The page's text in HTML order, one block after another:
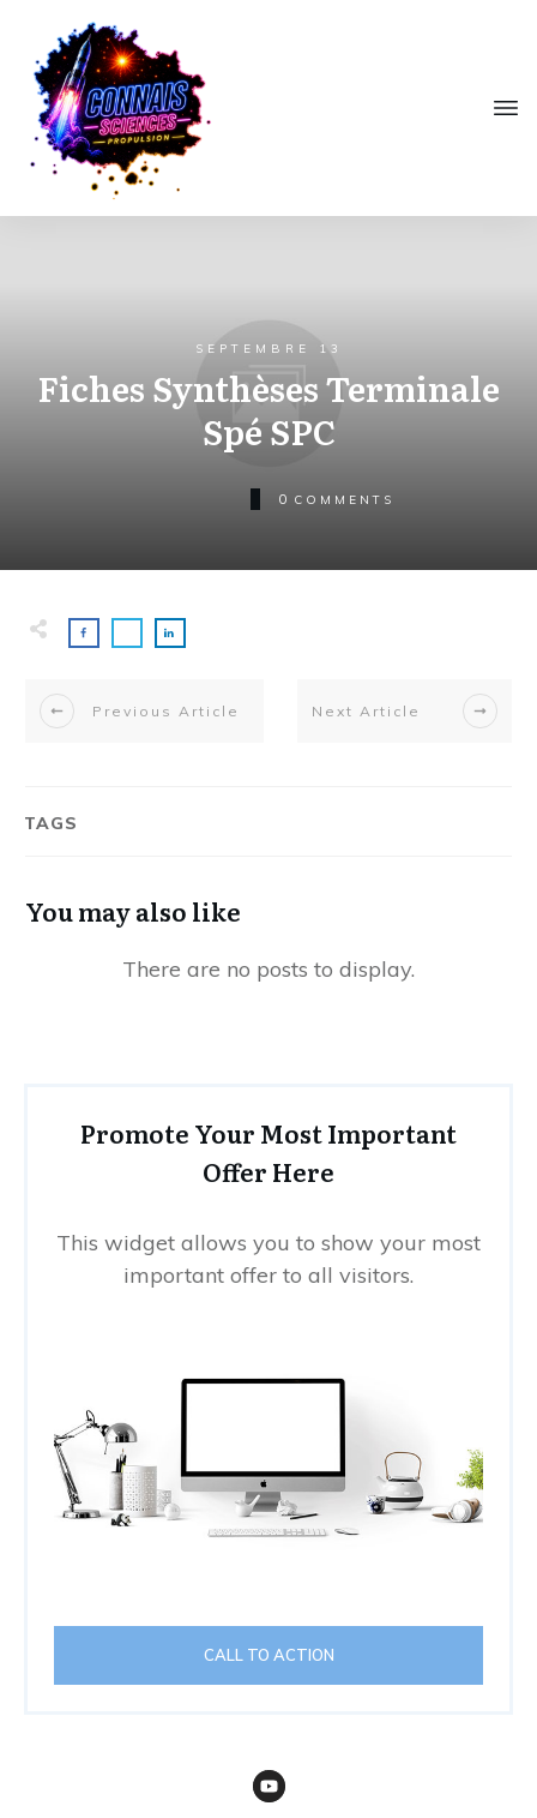
SEPTEMBRE 13
Fiches Synthèses Terminale
Spé SPC
0 COMMENTS
Previous Article Next Article
TAGS
You may also like
Promote Your Most Important
Offer Here
This widget allows you to show your most
important offer to all visitors.
CALL TO ACTION